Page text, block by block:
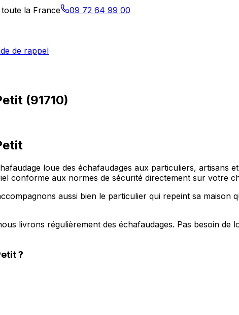
la France 09 72 64 99 00
de rappel
(91710)
loue des échafaudages aux particuliers, artisans
conforme aux normes de sécurité directement sur votre
aussi bien le particulier qui repeint sa maison
livrons régulièrement des échafaudages. Pas besoin
?